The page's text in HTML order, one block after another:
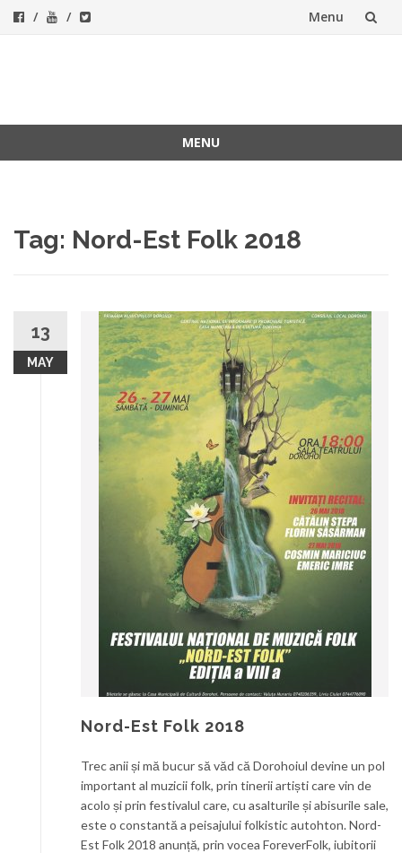
Menu
MENU
Tag: Nord-Est Folk 2018
13
MAY
Nord-Est Folk 2018
Trec anii și mă bucur să văd că Dorohoiul devine un pol
important al muzicii folk, prin tinerii artiști care vin de
acolo și prin festivalul care, cu asalturile și abisurile sale,
este o constantă a peisajului folkistic autohton. Nord-
Est Folk 2018 anunță, prin vocea ForeverFolk, iubitorii